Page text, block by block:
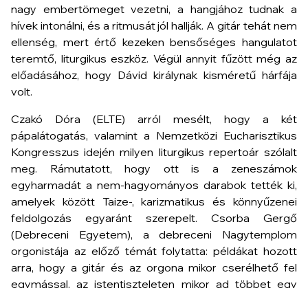
nagy embertömeget vezetni, a hangjához tudnak a
hívek intonálni, és a ritmusát jól hallják. A gitár tehát nem
ellenség, mert értő kezeken bensőséges hangulatot
teremtő, liturgikus eszköz. Végül annyit fűzött még az
előadásához, hogy Dávid királynak kisméretű hárfája
volt.
Czakó Dóra (ELTE) arról mesélt, hogy a két
pápalátogatás, valamint a Nemzetközi Eucharisztikus
Kongresszus idején milyen liturgikus repertoár szólalt
meg. Rámutatott, hogy ott is a zeneszámok
egyharmadát a nem-hagyományos darabok tették ki,
amelyek között Taize-, karizmatikus és könnyűzenei
feldolgozás egyaránt szerepelt. Csorba Gergő
(Debreceni Egyetem), a debreceni Nagytemplom
orgonistája az előző témát folytatta: példákat hozott
arra, hogy a gitár és az orgona mikor cserélhető fel
egymással, az istentiszteleten mikor ad többet egy